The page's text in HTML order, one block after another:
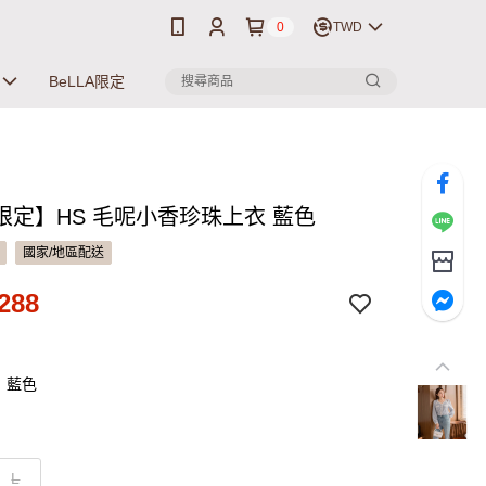
0 TWD
BeLLA限定
定】HS 毛呢小香珍珠上衣 藍色
國家/地區配送
藍色
L